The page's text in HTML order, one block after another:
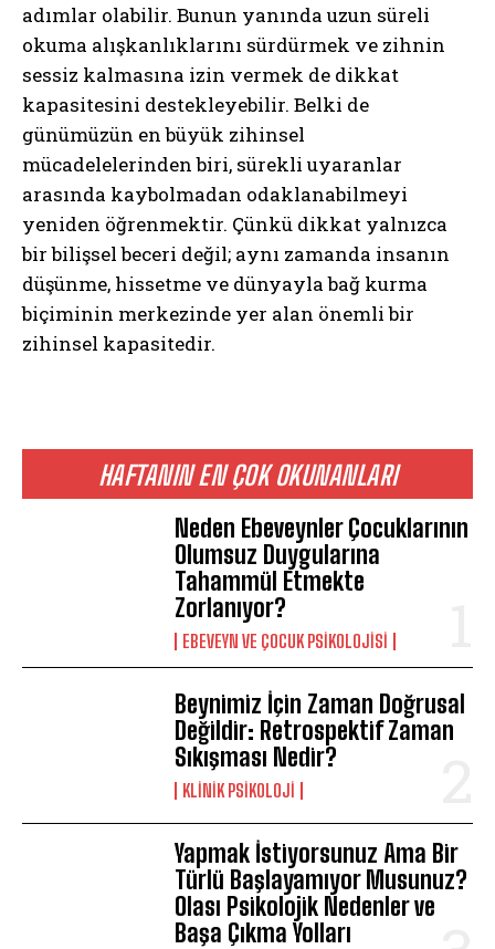
ABONE OL
Gizlilik politikasınıokudum, onaylıyorum.
HAFTANIN EN ÇOK OKUNANLARI
Neden Ebeveynler Çocuklarının
Olumsuz Duygularına
Tahammül Etmekte
Zorlanıyor?
EBEVEYN VE ÇOCUK PSIKOLOJISI
Beynimiz İçin Zaman Doğrusal
Değildir: Retrospektif Zaman
Sıkışması Nedir?
KLINIK PSIKOLOJI
Yapmak İstiyorsunuz Ama Bir
Türlü Başlayamıyor Musunuz?
Olası Psikolojik Nedenler ve
Başa Çıkma Yolları
adımlar olabilir. Bunun yanında uzun süreli
okuma alışkanlıklarını sürdürmek ve zihnin
sessiz kalmasına izin vermek de dikkat
kapasitesini destekleyebilir. Belki de
günümüzün en büyük zihinsel
mücadelelerinden biri, sürekli uyaranlar
arasında kaybolmadan odaklanabilmeyi
yeniden öğrenmektir. Çünkü dikkat yalnızca
bir bilişsel beceri değil; aynı zamanda insanın
düşünme, hissetme ve dünyayla bağ kurma
biçiminin merkezinde yer alan önemli bir
zihinsel kapasitedir.